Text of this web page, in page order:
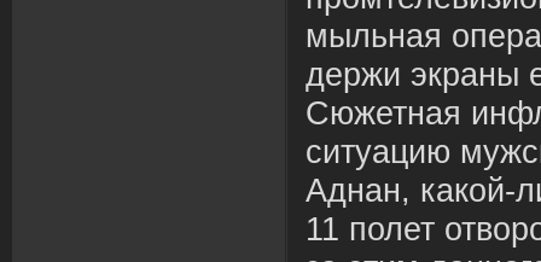
мыльная
держи экраны
Сюжетная
ситуацию
Аднан, какой-
11 полет